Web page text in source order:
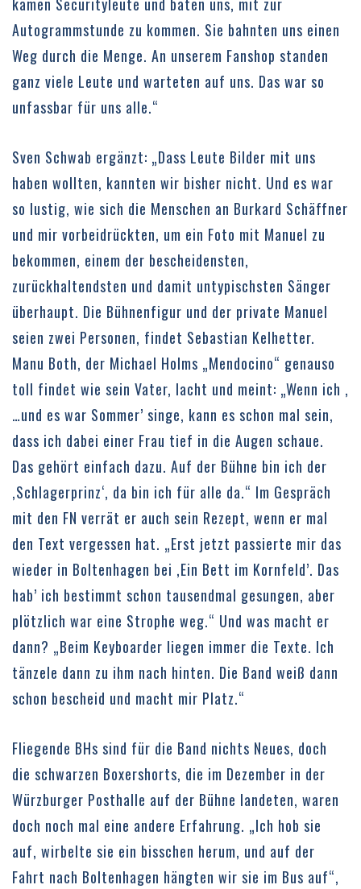
kamen Securityleute und baten uns, mit zur
Autogrammstunde zu kommen. Sie bahnten uns einen
Weg durch die Menge. An unserem Fanshop standen
ganz viele Leute und warteten auf uns. Das war so
unfassbar für uns alle.“
Sven Schwab ergänzt: „Dass Leute Bilder mit uns
haben wollten, kannten wir bisher nicht. Und es war
so lustig, wie sich die Menschen an Burkard Schäffner
und mir vorbeidrückten, um ein Foto mit Manuel zu
bekommen, einem der bescheidensten,
zurückhaltendsten und damit untypischsten Sänger
überhaupt. Die Bühnenfigur und der private Manuel
seien zwei Personen, findet Sebastian Kelhetter.
Manu Both, der Michael Holms „Mendocino“ genauso
toll findet wie sein Vater, lacht und meint: „Wenn ich ,
…und es war Sommer’ singe, kann es schon mal sein,
dass ich dabei einer Frau tief in die Augen schaue.
Das gehört einfach dazu. Auf der Bühne bin ich der
,Schlagerprinz‘, da bin ich für alle da.“ Im Gespräch
mit den FN verrät er auch sein Rezept, wenn er mal
den Text vergessen hat. „Erst jetzt passierte mir das
wieder in Boltenhagen bei ,Ein Bett im Kornfeld’. Das
hab’ ich bestimmt schon tausendmal gesungen, aber
plötzlich war eine Strophe weg.“ Und was macht er
dann? „Beim Keyboarder liegen immer die Texte. Ich
tänzele dann zu ihm nach hinten. Die Band weiß dann
schon bescheid und macht mir Platz.“
Fliegende BHs sind für die Band nichts Neues, doch
die schwarzen Boxershorts, die im Dezember in der
Würzburger Posthalle auf der Bühne landeten, waren
doch noch mal eine andere Erfahrung. „Ich hob sie
auf, wirbelte sie ein bisschen herum, und auf der
Fahrt nach Boltenhagen hängten wir sie im Bus auf“,